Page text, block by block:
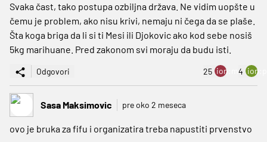
Svaka čast, tako postupa ozbiljna država. Ne vidim uopšte u
čemu je problem, ako nisu krivi, nemaju ni čega da se plaše.
Šta koga briga da li si ti Mesi ili Djokovic ako kod sebe nosiš
5kg marihuane. Pred zakonom svi moraju da budu isti.
Odgovori 25 ion:minus
4
Sasa Maksimovic pre oko 2 meseca
ovo je bruka za fifu i organizatira treba napustiti prvenstvo